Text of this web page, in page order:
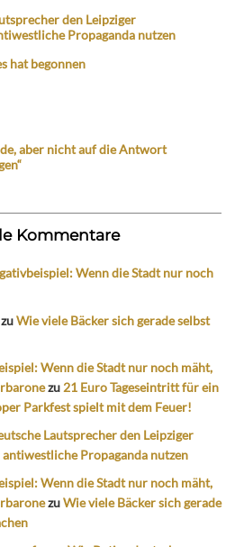
den Leipziger
Propaganda nutzen
hat begonnen
aber nicht auf die Antwort
Kommentare
Wenn die Stadt nur noch
zuWie viele Bäcker sich gerade selbst
Wenn die Stadt nur noch mäht,
zu21 Euro Tageseintritt für ein
Parkfest spielt mit dem Feuer!
Lautsprecher den Leipziger
Propaganda nutzen
Wenn die Stadt nur noch mäht,
zuWie viele Bäcker sich gerade